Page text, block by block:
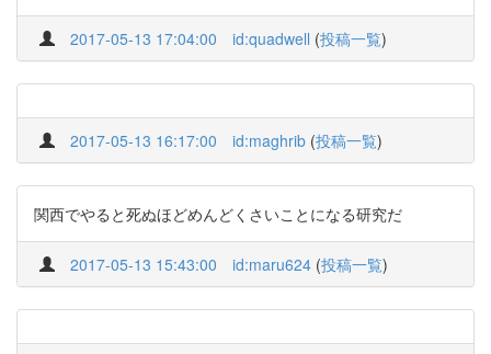
2017-05-13 17:04:00 id:quadwell (投稿一覧)
2017-05-13 16:17:00 id:maghrib (投稿一覧)
関西でやると死ぬほどめんどくさいことになる研究だ
2017-05-13 15:43:00 id:maru624 (投稿一覧)